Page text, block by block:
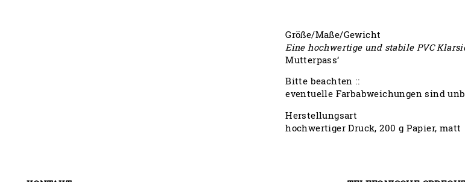
Größe/Maße/Gewicht
Eine hochwertige und stabile PVC
Mutterpass‘
Bitte beachten ::
eventuelle Farbabweichungen sind
Herstellungsart
hochwertiger Druck, 200 g Papier, matt